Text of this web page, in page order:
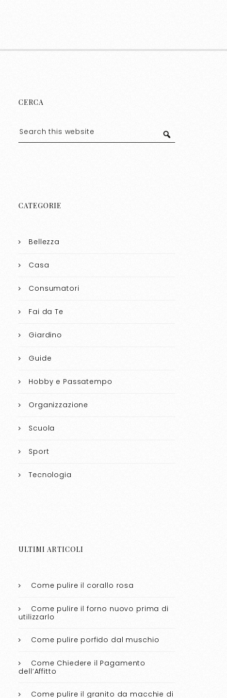
CERCA
CATEGORIE
Bellezza
Casa
Consumatori
Fai da Te
Giardino
Guide
Hobby e Passatempo
Organizzazione
Scuola
Sport
Tecnologia
ULTIMI ARTICOLI
Come pulire il corallo rosa​​
Come pulire il forno nuovo prima di
utilizzarlo​​
Come pulire porfido dal muschio​​
Come Chiedere il Pagamento
dell’Affitto
Come pulire il granito da macchie di